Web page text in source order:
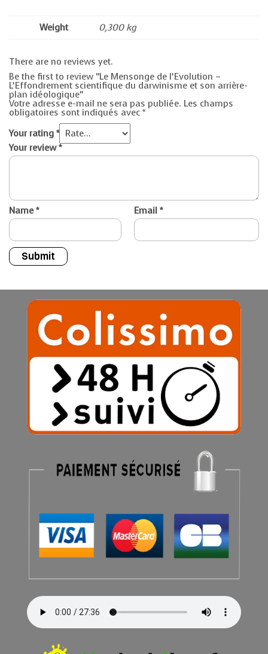
Weight 0,300 kg
There are no reviews yet.
Be the first to review “Le Mensonge de l’Evolution –
L’Effondrement scientifique du darwinisme et son arrière-
plan idéologique”
Votre adresse e-mail ne sera pas publiée. Les champs
obligatoires sont indiqués avec *
Your rating *
Your review*
Name* Email *